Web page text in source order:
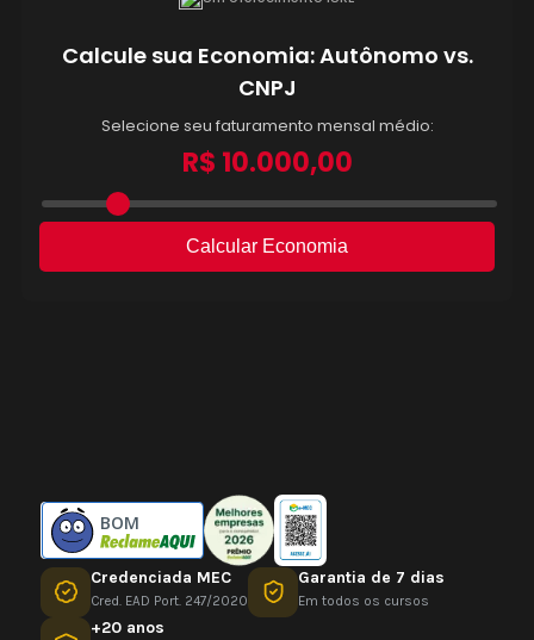
BOM
Credenciada MEC
Cred. EAD Port. 247/2020
Garantia de 7 dias
Em todos os cursos
+20 anos